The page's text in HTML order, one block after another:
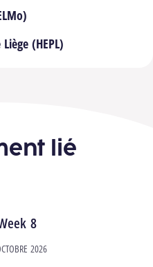
(HEPL)
lié
8
2026